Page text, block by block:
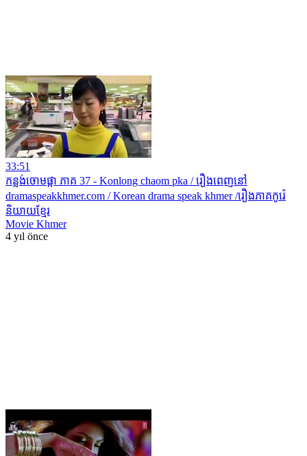
33:51
កន្លង់ចោមផ្កា ភាគ 37 - Konlong chaom pka / រឿងពេញនៅ
dramaspeakkhmer.com / Korean drama speak khmer /រឿងភាគកូរ៉េ
និយាយខ្មែរ
Movie Khmer
4 yıl önce